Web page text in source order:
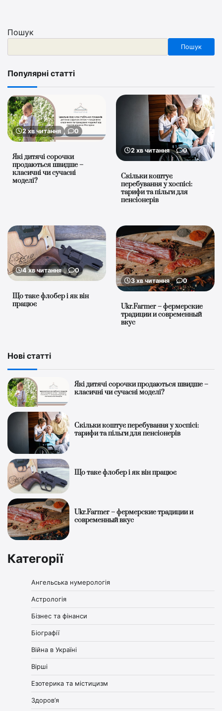
Пошук
Пошук
Популярні статті
2 хв читання 0
Які дитячі сорочки
продаються швидше –
класичні чи сучасні
моделі?
2 хв читання 0
Скільки коштує
перебування у хоспісі:
тарифи та пільги для
пенсіонерів
4 хв читання 0
Що таке флобер і як він
працює
3 хв читання 0
Ukr.Farmer – фермерские
традиции и современный
вкус
Нові статті
Які дитячі сорочки продаються швидше –
класичні чи сучасні моделі?
Скільки коштує перебування у хоспісі:
тарифи та пільги для пенсіонерів
Що таке флобер і як він працює
Ukr.Farmer – фермерские традиции и
современный вкус
Категорії
Ангельська нумерологія
Астрологія
Бізнес та фінанси
Біографії
Війна в Україні
Вірші
Езотерика та містицизм
Здоров’я